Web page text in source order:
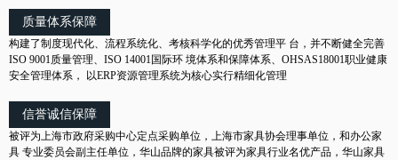
质量体系保障
构建了制度现代化、流程系统化、考核科学化的优秀管理平 台，并不断健全完善
ISO 9001质量管理、ISO 14001国际环 境体系和保障体系、OHSAS18001职业健康
安全管理体系， 以ERP资源管理系统为核心实行精细化管理
信誉诚信保障
被评为上海市政府采购中心定点采购单位，上海市家具协会理事单位，和办公家
具 专业委员会副主任单位，华山品牌的家具被评为家具行业名优产品，华山家具